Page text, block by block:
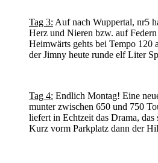
Tag 3: Auf nach Wuppertal, nr5
Herz und Nieren bzw. auf
Heimwärts gehts bei Tempo 120
der Jimny heute runde elf Liter
Tag 4: Endlich Montag! Eine
munter zwischen 650 und 750
liefert in Echtzeit das Drama,
Kurz vorm Parkplatz dann der